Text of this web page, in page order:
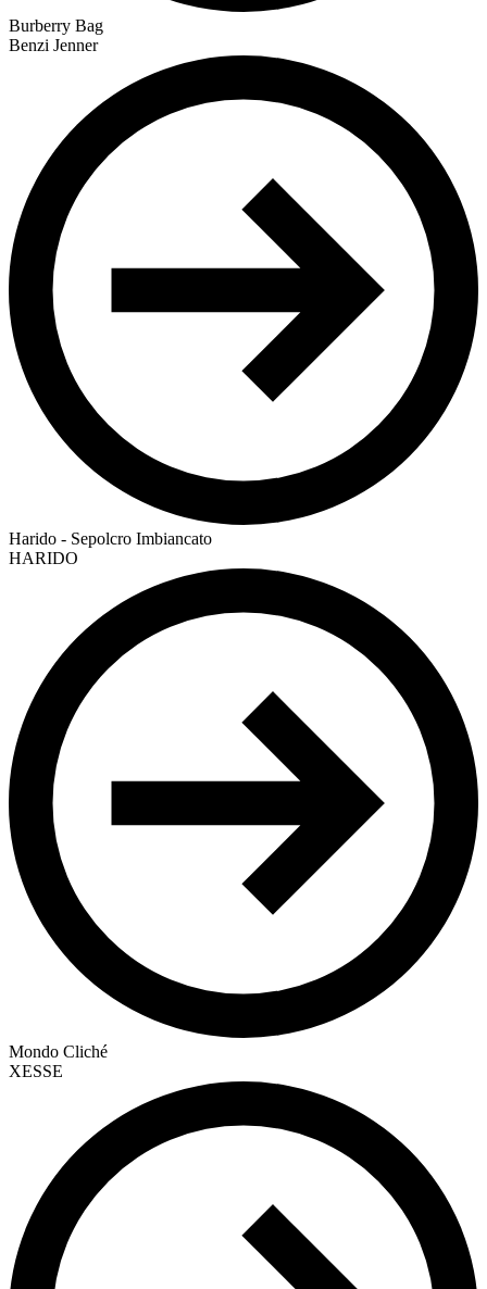
Burberry Bag
Benzi Jenner
Harido - Sepolcro Imbiancato
HARIDO
Mondo Cliché
XESSE